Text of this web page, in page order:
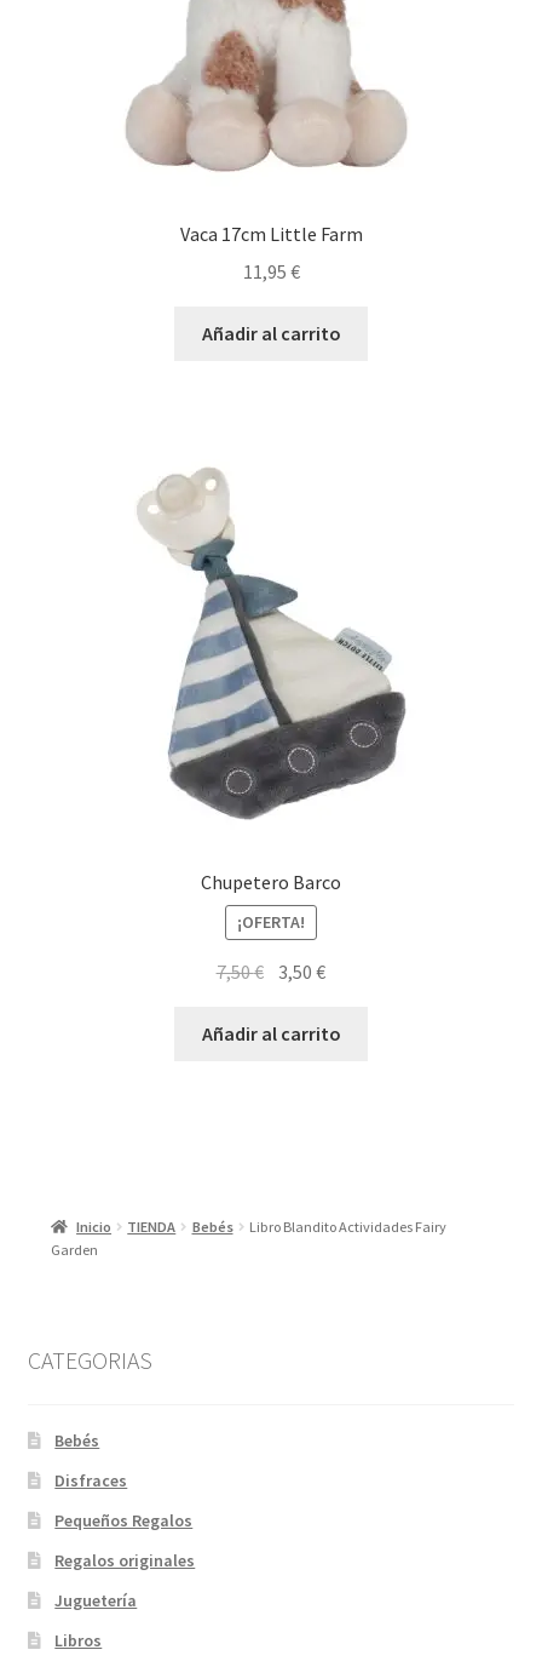
Vaca 17cm Little Farm
11,95 €
Añadir al carrito
Chupetero Barco
¡OFERTA!
7,50€ El
original
3,50€El
actual
Añadir al carrito
Inicio TIENDA Bebés
Libro Blandito Actividades Fairy
Garden
CATEGORIAS
Bebés
Disfraces
Pequeños Regalos
Regalos originales
Juguetería
Libros